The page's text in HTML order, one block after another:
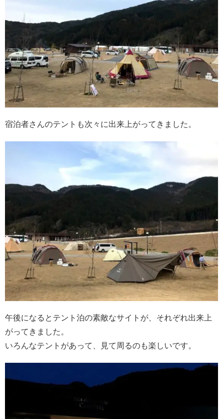
宿泊者さんのテントも次々に出来上がってきました。
午後になるとテント泊の素敵なサイトが、それぞれ出来上
がってきました。
いろんなテントがあって、見て周るのも楽しいです。